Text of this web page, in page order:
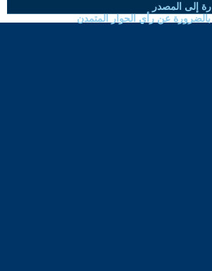
إلى المصدر
بالضرورة عن رأي الحوار المتمدن